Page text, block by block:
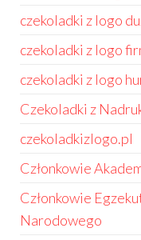
czekoladki z logo
czekoladki z logo
czekoladki z logo
Czekoladki z
czekoladkizlogo.pl
Członkowie
Członkowie
Narodowego